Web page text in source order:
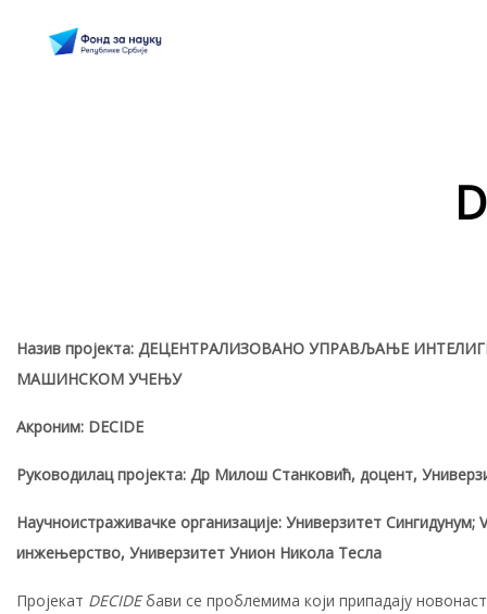
Назив пројекта: ДЕЦЕНТРАЛИЗОВАНО УПРАВЉАЊЕ
МАШИНСКОМ УЧЕЊУ
Акроним: DECIDE
Руководилац пројекта: Др Милош Станковић, доцент,
Научноистраживачке организације: Универзитет
инжењерство, Универзитет Унион Никола Тесла
Пројекат DECIDEбави се проблемима који припадају